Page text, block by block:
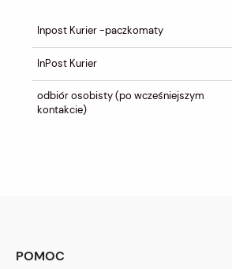
KOSZTÓW PŁATNOŚCI
Inpost Kurier -paczkomaty
InPost Kurier
odbiór osobisty(po wcześniejszym
kontakcie)
POMOC